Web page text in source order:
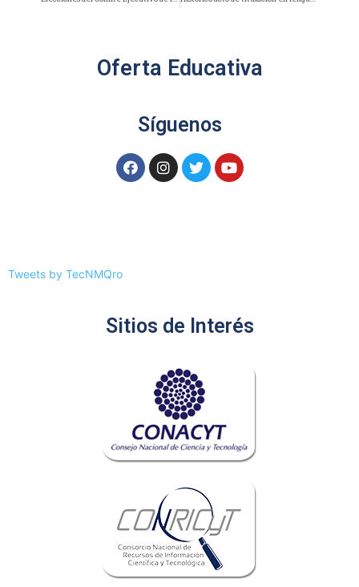
Oferta Educativa
Síguenos
Tweets by TecNMQro
Sitios de Interés